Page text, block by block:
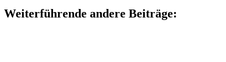
Weiterführende andere Beiträge: